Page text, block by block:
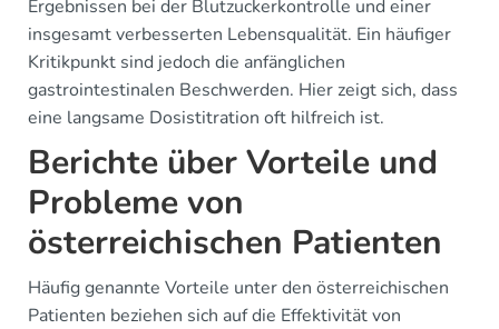
Ergebnissen bei der Blutzuckerkontrolle und einer
insgesamt verbesserten Lebensqualität. Ein häufiger
Kritikpunkt sind jedoch die anfänglichen
gastrointestinalen Beschwerden. Hier zeigt sich, dass
eine langsame Dosistitration oft hilfreich ist.
Berichte über Vorteile und
Probleme von
österreichischen Patienten
Häufig genannte Vorteile unter den österreichischen
Patienten beziehen sich auf die Effektivität von